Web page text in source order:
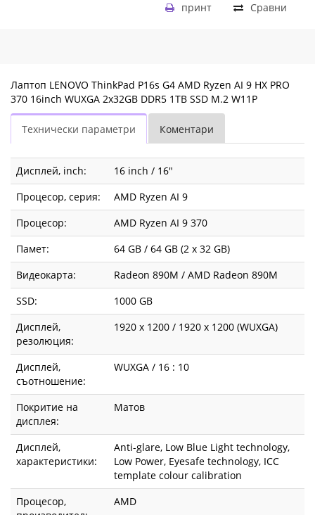
Сравни
принт
Лаптоп LENOVO ThinkPad P16s G4 AMD Ryzen AI 9 HX PRO
370 16inch WUXGA 2x32GB DDR5 1TB SSD M.2 W11P
Технически параметри Коментари
Дисплей, inch:
16 inch / 16"
Процесор, серия:
AMD Ryzen AI 9
Процесор:
AMD Ryzen AI 9 370
Памет:
64 GB / 64 GB (2 x 32 GB)
Видеокарта:
Radeon 890M / AMD Radeon 890M
SSD:
1000 GB
Дисплей,
резолюция:
1920 x 1200 / 1920 x 1200 (WUXGA)
Дисплей,
съотношение:
WUXGA / 16 : 10
Покритие на
дисплея:
Матов
Дисплей,
характеристики:
Anti-glare, Low Blue Light technology,
Low Power, Eyesafe technology, ICC
template colour calibration
Процесор,
AMD